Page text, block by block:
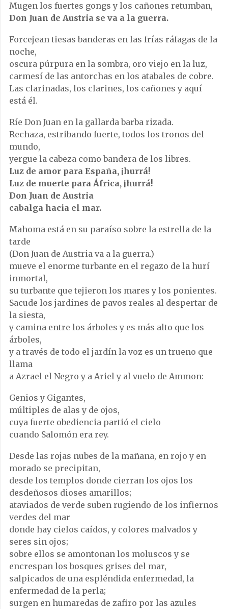
Mugen los fuertes gongs y los cañones retumban,
Don Juan de Austria se va a la guerra.
Forcejean tiesas banderas en las frías ráfagas de la
noche,
oscura púrpura en la sombra, oro viejo en la luz,
carmesí de las antorchas en los atabales de cobre.
Las clarinadas, los clarines, los cañones y aquí
está él.
Ríe Don Juan en la gallarda barba rizada.
Rechaza, estribando fuerte, todos los tronos del
mundo,
yergue la cabeza como bandera de los libres.
Luz de amor para España, ¡hurrá!
Luz de muerte para África, ¡hurrá!
Don Juan de Austria
cabalga hacia el mar.
Mahoma está en su paraíso sobre la estrella de la
tarde
(Don Juan de Austria va a la guerra.)
mueve el enorme turbante en el regazo de la hurí
inmortal,
su turbante que tejieron los mares y los ponientes.
Sacude los jardines de pavos reales al despertar de
la siesta,
y camina entre los árboles y es más alto que los
árboles,
y a través de todo el jardín la voz es un trueno que
llama
a Azrael el Negro y a Ariel y al vuelo de Ammon:
Genios y Gigantes,
múltiples de alas y de ojos,
cuya fuerte obediencia partió el cielo
cuando Salomón era rey.
Desde las rojas nubes de la mañana, en rojo y en
morado se precipitan,
desde los templos donde cierran los ojos los
desdeñosos dioses amarillos;
ataviados de verde suben rugiendo de los infiernos
verdes del mar
donde hay cielos caídos, y colores malvados y
seres sin ojos;
sobre ellos se amontonan los moluscos y se
encrespan los bosques grises del mar,
salpicados de una espléndida enfermedad, la
enfermedad de la perla;
surgen en humaredas de zafiro por las azules